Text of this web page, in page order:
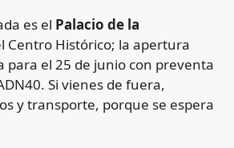
es el Palacio de la
Centro Histórico; la apertura
para el 25 de junio con preventa
Si vienes de fuera,
y transporte, porque se espera